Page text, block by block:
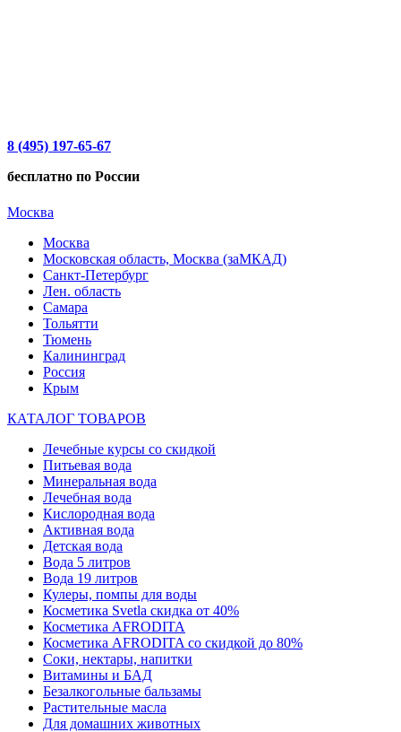
8 (495) 197-65-67
бесплатно по России
Москва
Москва
Московская область, Москва (заМКАД)
Санкт-Петербург
Лен. область
Самара
Тольятти
Тюмень
Калининград
Россия
Крым
КАТАЛОГ ТОВАРОВ
Лечебные курсы со скидкой
Питьевая вода
Минеральная вода
Лечебная вода
Кислородная вода
Активная вода
Детская вода
Вода 5 литров
Вода 19 литров
Кулеры, помпы для воды
Косметика Svetla скидка от 40%
Косметика AFRODITA
Косметика AFRODITA со скидкой до 80%
Соки, нектары, напитки
Витамины и БАД
Безалкогольные бальзамы
Растительные масла
Для домашних животных